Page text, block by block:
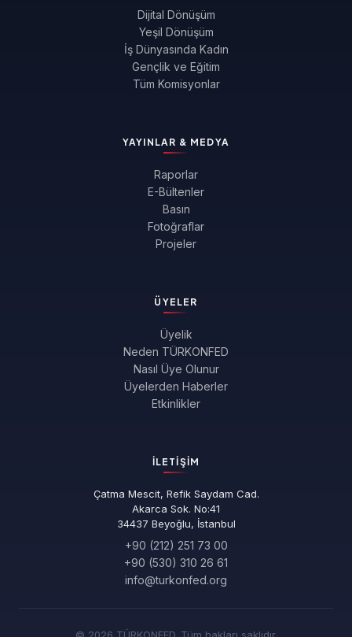
Dijital Dönüşüm
Yeşil Dönüşüm
İş Dünyasında Kadın
Gençlik ve Eğitim
Tüm Komisyonlar
YAYINLAR & MEDYA
Raporlar
E-Bültenler
Basın
Fotoğraflar
Projeler
ÜYELER
Üyelik
Neden TÜRKONFED
Nasıl Üye Olunur
Üyelerden Haberler
Etkinlikler
İLETIŞIM
Çatma Mescit, Refik Saydam Cad.
Akarca Sok. No:41
34437 Beyoğlu, İstanbul
+90 (212) 251 73 00
+90 (530) 310 26 61
info@turkonfed.org
© 2026 TÜRKONFED. Tüm hakları saklıdır.